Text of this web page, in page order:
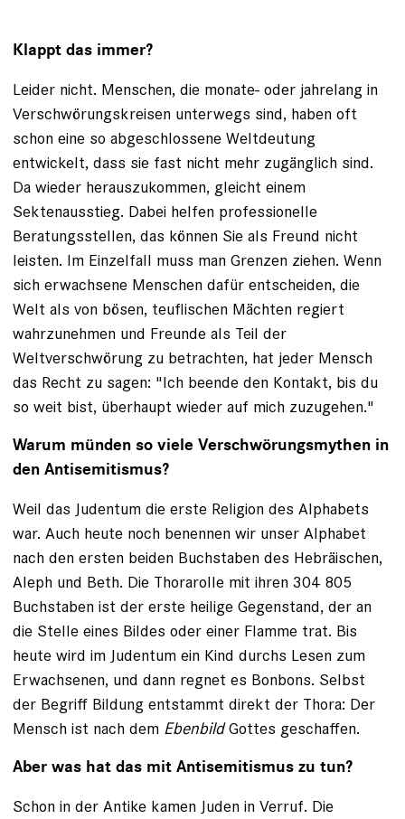
Klappt das immer?
Leider nicht. Menschen, die monate- oder jahrelang in
Verschwörungskreisen unterwegs sind, haben oft
schon eine so abgeschlossene Weltdeutung
entwickelt, dass sie fast nicht mehr zugänglich sind.
Da wieder herauszukommen, gleicht einem
Sektenausstieg. Dabei helfen professionelle
Beratungsstellen, das können Sie als Freund nicht
leisten. Im Einzelfall muss man Grenzen ziehen. Wenn
sich erwachsene Menschen dafür entscheiden, die
Welt als von bösen, teuflischen Mächten regiert
wahrzunehmen und Freunde als Teil der
Weltverschwörung zu betrachten, hat jeder Mensch
das Recht zu sagen: "Ich beende den Kontakt, bis du
so weit bist, überhaupt wieder auf mich zuzugehen."
Warum münden so viele Verschwörungsmythen in
den Antisemitismus?
Weil das Judentum die erste Religion des Alphabets
war. Auch heute noch benennen wir unser Alphabet
nach den ersten beiden Buchstaben des Hebräischen,
Aleph und Beth. Die Thorarolle mit ihren 304 805
Buchstaben ist der erste heilige Gegenstand, der an
die Stelle eines Bildes oder einer Flamme trat. Bis
heute wird im Judentum ein Kind durchs Lesen zum
Erwachsenen, und dann regnet es Bonbons. Selbst
der Begriff Bildung entstammt direkt der Thora: Der
Mensch ist nach dem EbenbildGottes geschaffen.
Aber was hat das mit Antisemitismus zu tun?
Schon in der Antike kamen Juden in Verruf. Die